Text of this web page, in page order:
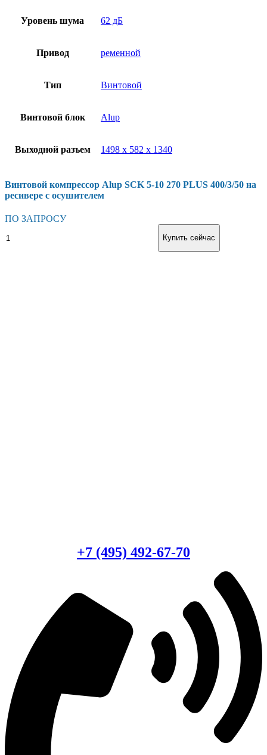
Уровень шума 62 дБ
Привод ременной
Тип Винтовой
Винтовой блок Alup
Выходной разъем 1498 х 582 х 1340
Винтовой компрессор Alup SCK 5-10 270 PLUS 400/3/50 на
ресивере с осушителем
ПО ЗАПРОСУ
Винтовой
Купить сейчас
+7 (495) 492-67-70